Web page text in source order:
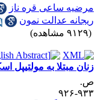
ساعی قره ناز
عدالت نمون
مبتلا به مولتیپل
۹۲۶